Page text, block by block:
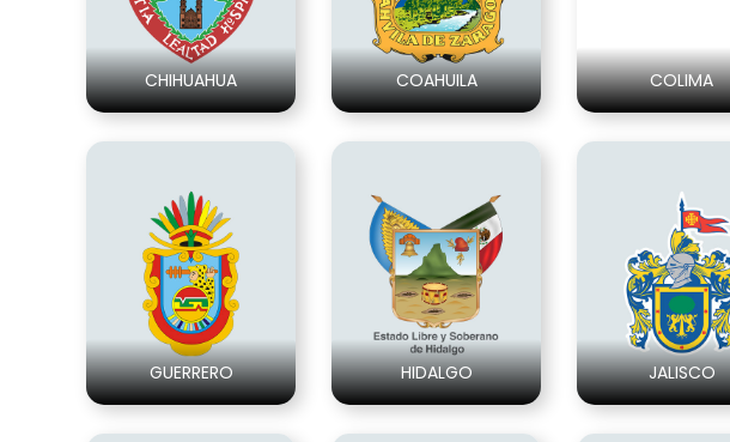
CHIHUAHUA COAHUILA COLIMA
GUERRERO HIDALGO JALISCO